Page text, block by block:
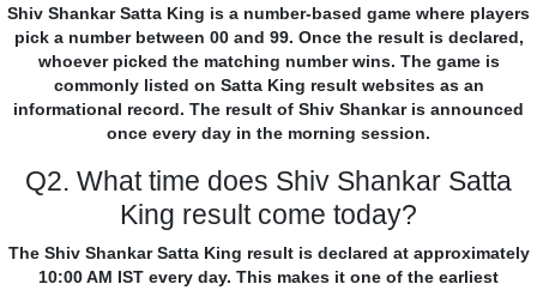
Shiv Shankar Satta King is a number-based game where players
pick a number between 00 and 99. Once the result is declared,
whoever picked the matching number wins. The game is
commonly listed on Satta King result websites as an
informational record. The result of Shiv Shankar is announced
once every day in the morning session.
Q2. What time does Shiv Shankar Satta
King result come today?
The Shiv Shankar Satta King result is declared at approximately
10:00 AM IST every day. This makes it one of the earliest